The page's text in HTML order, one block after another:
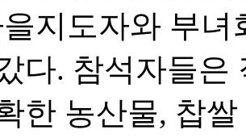
을지도자와 부
다. 참석자들은
한 농산물, 찹